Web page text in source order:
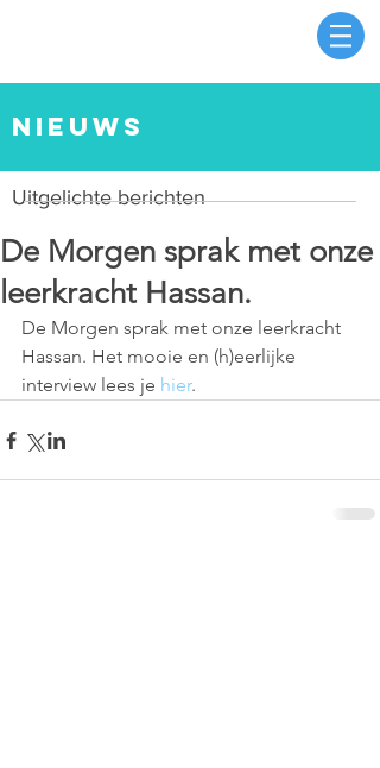
nieuws
Uitgelichte berichten
De Morgen sprak met onze
leerkracht Hassan.
De Morgen sprak met onze leerkracht
Hassan. Het mooie en (h)eerlijke
interview lees je hier.